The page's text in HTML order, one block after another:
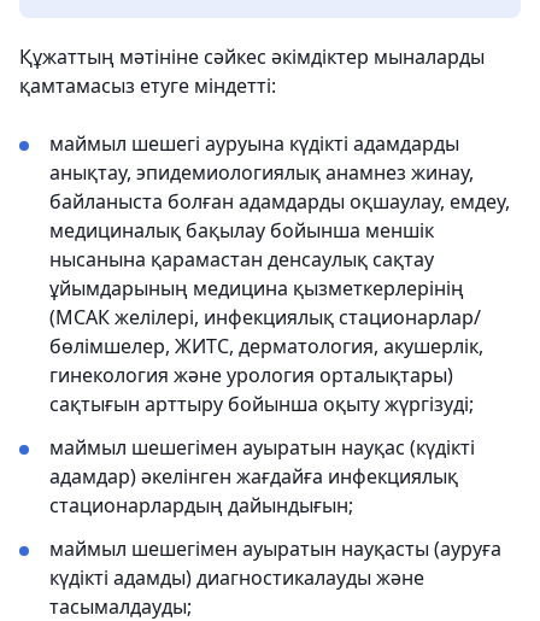
Құжаттың мәтініне сәйкес әкімдіктер мыналарды
қамтамасыз етуге міндетті:
маймыл шешегі ауруына күдікті адамдарды
анықтау, эпидемиологиялық анамнез жинау,
байланыста болған адамдарды оқшаулау, емдеу,
медициналық бақылау бойынша меншік
нысанына қарамастан денсаулық сақтау
ұйымдарының медицина қызметкерлерінің
(МСАК желілері, инфекциялық стационарлар/
бөлімшелер, ЖИТС, дерматология, акушерлік,
гинекология және урология орталықтары)
сақтығын арттыру бойынша оқыту жүргізуді;
маймыл шешегімен ауыратын науқас (күдікті
адамдар) әкелінген жағдайға инфекциялық
стационарлардың дайындығын;
маймыл шешегімен ауыратын науқасты (ауруға
күдікті адамды) диагностикалауды және
тасымалдауды;